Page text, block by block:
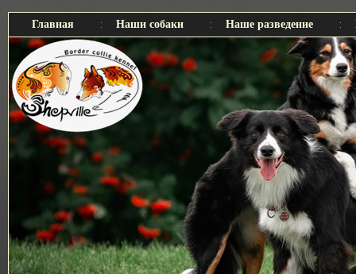
Главная Наши собаки Наше разведение